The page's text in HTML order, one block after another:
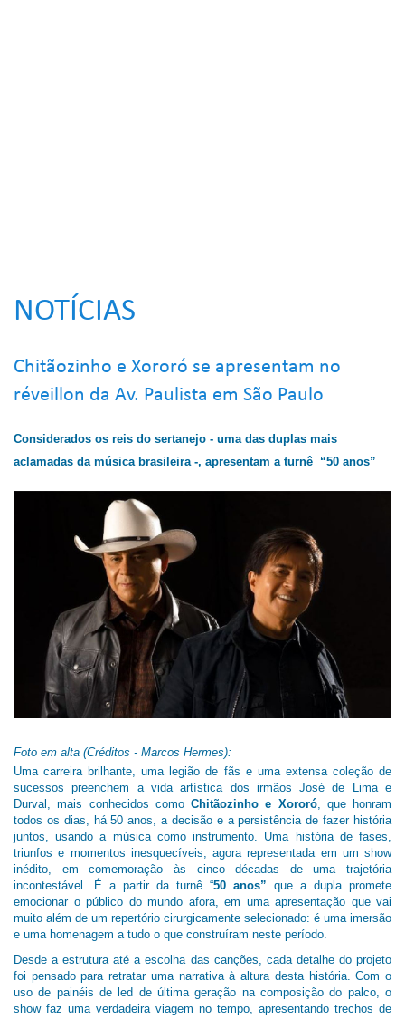
NOTÍCIAS
Chitãozinho e Xororó se apresentam no
réveillon da Av. Paulista em São Paulo
Considerados os reis do sertanejo - uma das duplas mais
aclamadas da música brasileira -, apresentam a turnê “50 anos”
Foto em alta (Créditos - Marcos Hermes):
Uma carreira brilhante, uma legião de fãs e uma extensa coleção de
sucessos preenchem a vida artística dos irmãos José de Lima e
Durval, mais conhecidos como Chitãozinho e Xororó, que honram
todos os dias, há 50 anos, a decisão e a persistência de fazer história
juntos, usando a música como instrumento. Uma história de fases,
triunfos e momentos inesquecíveis, agora representada em um show
inédito, em comemoração às cinco décadas de uma trajetória
incontestável. É a partir da turnê “50 anos” que a dupla promete
emocionar o público do mundo afora, em uma apresentação que vai
muito além de um repertório cirurgicamente selecionado: é uma imersão
e uma homenagem a tudo o que construíram neste período.
Desde a estrutura até a escolha das canções, cada detalhe do projeto
foi pensado para retratar uma narrativa à altura desta história. Com o
uso de painéis de led de última geração na composição do palco, o
show faz uma verdadeira viagem no tempo, apresentando trechos de